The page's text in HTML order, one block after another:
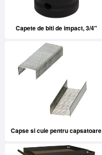
Capete de biti de impact, 3/4"
Capse si cuie pentru capsatoare